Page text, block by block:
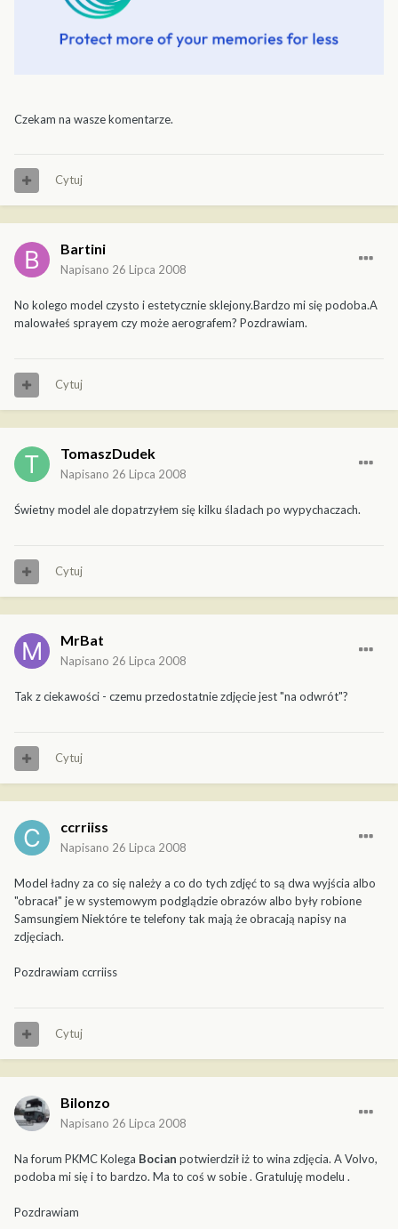
Czekam na wasze komentarze.
Cytuj
Bartini
Napisano 26 Lipca 2008
No kolego model czysto i estetycznie sklejony.Bardzo mi się podoba.A
malowałeś sprayem czy może aerografem? Pozdrawiam.
Cytuj
TomaszDudek
Napisano 26 Lipca 2008
Świetny model ale dopatrzyłem się kilku śladach po wypychaczach.
Cytuj
MrBat
Napisano 26 Lipca 2008
Tak z ciekawości - czemu przedostatnie zdjęcie jest "na odwrót"?
Cytuj
ccrriiss
Napisano 26 Lipca 2008
Model ładny za co się należy a co do tych zdjęć to są dwa wyjścia albo
"obracał" je w systemowym podglądzie obrazów albo były robione
Samsungiem Niektóre te telefony tak mają że obracają napisy na
zdjęciach.
Pozdrawiam ccrriiss
Cytuj
Bilonzo
Napisano 26 Lipca 2008
Na forum PKMC Kolega Bocian potwierdził iż to wina zdjęcia. A Volvo,
podoba mi się i to bardzo. Ma to coś w sobie . Gratuluję modelu .
Pozdrawiam